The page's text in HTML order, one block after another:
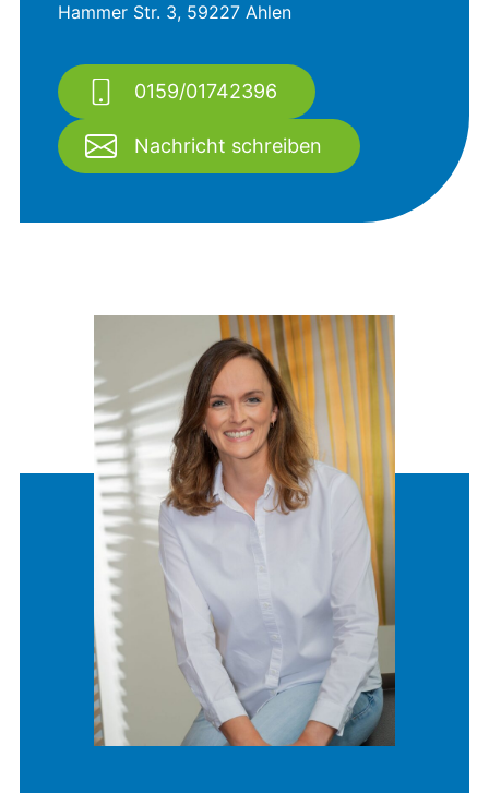
Hammer Str. 3, 59227 Ahlen
0159/01742396
Nachricht schreiben